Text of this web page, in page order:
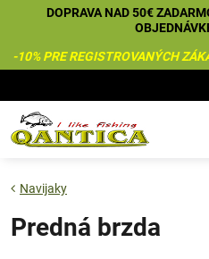
DOPRAVA NAD 50€
-10% PRE REGISTROVANÝCH
Navijaky
Predná brzda